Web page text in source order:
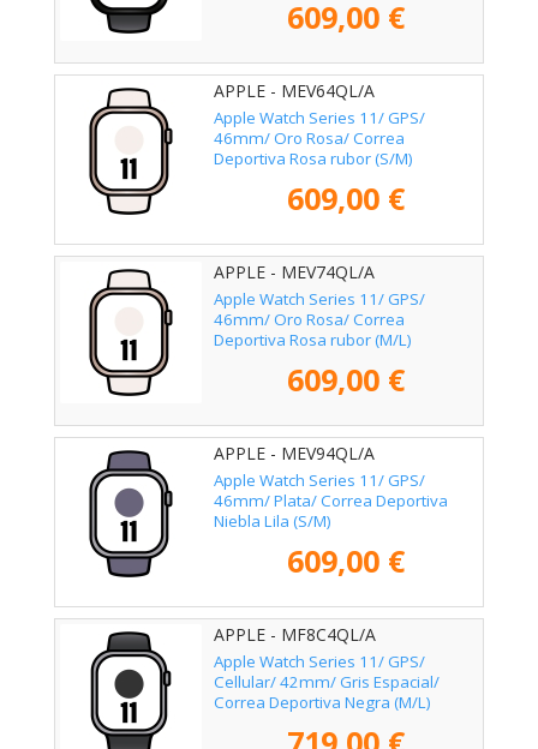
609,00 €
APPLE - MEV64QL/A
Apple Watch Series 11/ GPS/
46mm/ Oro Rosa/ Correa
Deportiva Rosa rubor (S/M)
609,00 €
APPLE - MEV74QL/A
Apple Watch Series 11/ GPS/
46mm/ Oro Rosa/ Correa
Deportiva Rosa rubor (M/L)
609,00 €
APPLE - MEV94QL/A
Apple Watch Series 11/ GPS/
46mm/ Plata/ Correa Deportiva
Niebla Lila (S/M)
609,00 €
APPLE - MF8C4QL/A
Apple Watch Series 11/ GPS/
Cellular/ 42mm/ Gris Espacial/
Correa Deportiva Negra (M/L)